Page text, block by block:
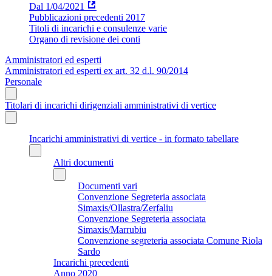
Dal 1/04/2021
Pubblicazioni precedenti 2017
Titoli di incarichi e consulenze varie
Organo di revisione dei conti
Amministratori ed esperti
Amministratori ed esperti ex art. 32 d.l. 90/2014
Personale
Titolari di incarichi dirigenziali amministrativi di vertice
Incarichi amministrativi di vertice - in formato tabellare
Altri documenti
Documenti vari
Convenzione Segreteria associata
Simaxis/Ollastra/Zerfaliu
Convenzione Segreteria associata
Simaxis/Marrubiu
Convenzione segreteria associata Comune Riola
Sardo
Incarichi precedenti
Anno 2020